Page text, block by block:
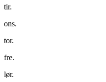
tir.
ons.
tor.
fre.
lør.